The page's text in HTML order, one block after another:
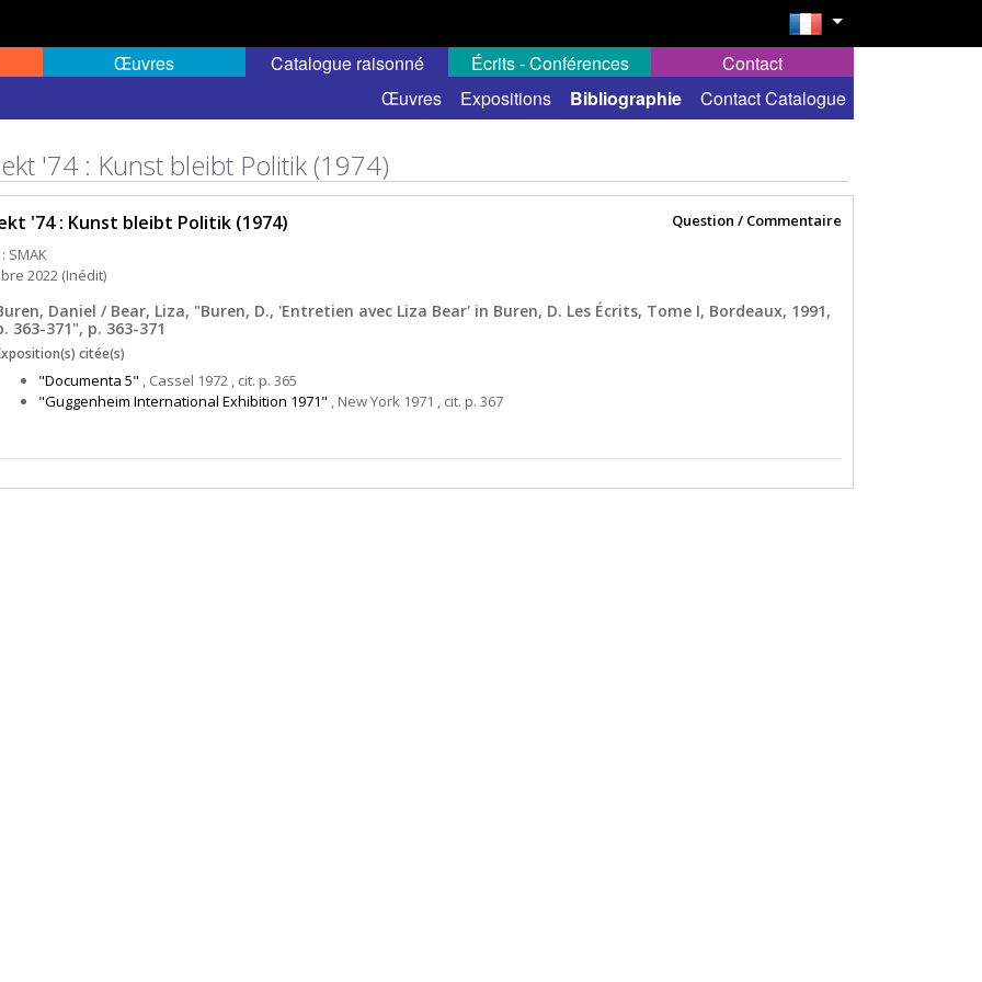
Œuvres
Catalogue raisonné
Œuvres Expositions Bibliographie Contact Catalogue
Écrits - Conférences Contact
'74 : Kunst bleibt Politik (1974)
'74 : Kunst bleibt Politik (1974)
Question / Commentaire
SMAK
2022 (Inédit)
Daniel / Bear, Liza, "Buren, D., 'Entretien avec Liza Bear' in Buren, D. Les Écrits, Tome I, Bordeaux, 1991,
363-371", p. 363-371
citée(s)
"Documenta 5" , Cassel 1972 , cit. p. 365
"Guggenheim International Exhibition 1971" , New York 1971 , cit. p. 367